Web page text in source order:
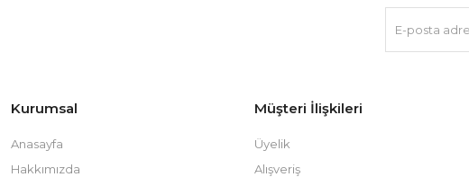
Kurumsal
Anasayfa
Hakkımızda
Müşteri İlişkileri
Üyelik
Alışveriş